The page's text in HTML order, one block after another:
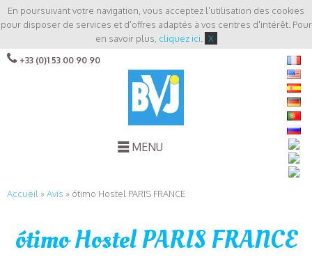
En poursuivant votre navigation, vous acceptez l'utilisation des cookies
pour disposer de services et d'offres adaptés à vos centres d'intérêt. Pour
en savoir plus, cliquez ici X
+33 (0)1 53 00 90 90
MENU
Accueil »Avis » ótimo Hostel PARIS FRANCE
ótimo Hostel PARIS FRANCE